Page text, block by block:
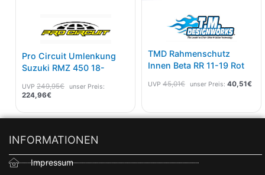
Pro Circuit Umlenkung
Suzuki RMZ 450 18-
UVP 249,95€ unser Preis:
224,96€
TMD Rahmenschutz
Innen Beta RR 11-19 Rot
UVP 45,01€ unser Preis: 40,51€
INFORMATIONEN
Impressum